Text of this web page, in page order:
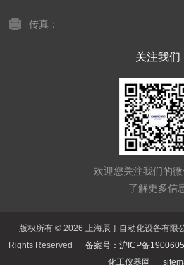
传真：
关注我们
欢迎您关注我们的
了解更多信
版权所有 © 2026 上海辰丁自动化设备有限
Rights Reserved 备案号：沪ICP备
化工仪器网